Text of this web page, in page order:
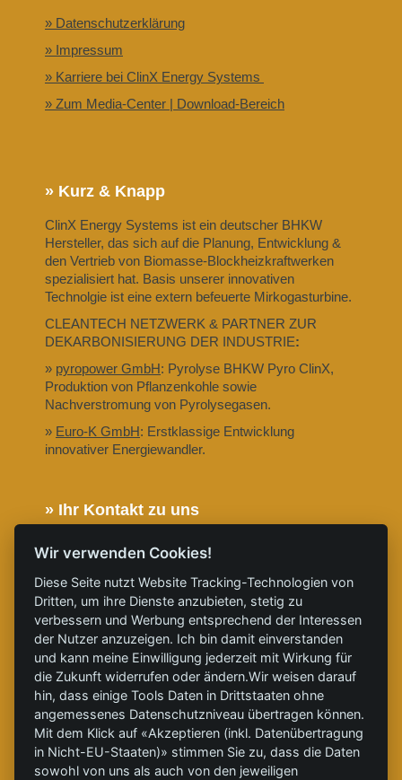
» Datenschutzerklärung
» Impressum
» Karriere bei ClinX Energy Systems
» Zum Media-Center | Download-Bereich
» Kurz & Knapp
ClinX Energy Systems ist ein deutscher BHKW
Hersteller, das sich auf die Planung, Entwicklung &
den Vertrieb von Biomasse-Blockheizkraftwerken
spezialisiert hat. Basis unserer innovativen
Technolgie ist eine extern befeuerte Mirkogasturbine.
CLEANTECH NETZWERK & PARTNER ZUR
DEKARBONISIERUNG DER INDUSTRIE:
» pyropower GmbH: Pyrolyse BHKW Pyro ClinX,
Produktion von Pflanzenkohle sowie
Nachverstromung von Pyrolysegasen.
» Euro-K GmbH: Erstklassige Entwicklung
innovativer Energiewandler.
» Ihr Kontakt zu uns
» Telefon: 0355 8695 9890
» Folgen Sie uns auf X
» Folgen Sie uns auf LinkedIn
» Folgen Sie uns auf YouTube
Partner: CleanTech zur Dekarbonisierung.
» Schlagworte
# ClinXWOOD , # ClinXHEAT GrüneWärme
Energieautarkie , # Holzenergie , # Greenwashing
Wir verwenden Cookies!
Diese Seite nutzt Website Tracking-Technologien von
Dritten, um ihre Dienste anzubieten, stetig zu
verbessern und Werbung entsprechend der Interessen
der Nutzer anzuzeigen. Ich bin damit einverstanden
und kann meine Einwilligung jederzeit mit Wirkung für
die Zukunft widerrufen oder ändern.Wir weisen darauf
hin, dass einige Tools Daten in Drittstaaten ohne
angemessenes Datenschutzniveau übertragen können.
Mit dem Klick auf «Akzeptieren (inkl. Datenübertragung
in Nicht-EU-Staaten)» stimmen Sie zu, dass die Daten
sowohl von uns als auch von den jeweiligen